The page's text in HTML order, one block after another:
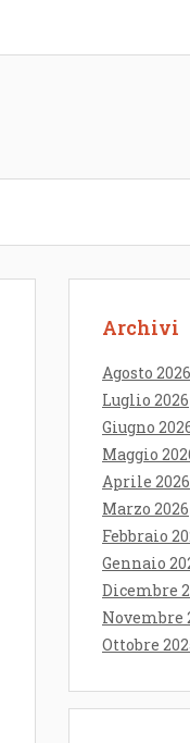
Archivi
Agosto 2026
Luglio 2026
Giugno
Maggio
Aprile 2026
Marzo 2026
Febbraio
Gennaio
Dicembre
Novembre
Ottobre